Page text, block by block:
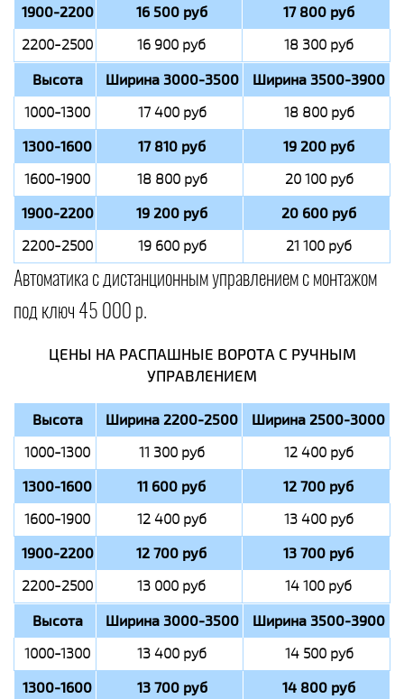
1900-2200 16 500 руб 17 800 руб
2200-2500 16 900 руб 18 300 руб
Высота Ширина 3000-3500 Ширина 3500-3900
1000-1300 17 400 руб 18 800 руб
1300-1600 17 810 руб 19 200 руб
1600-1900 18 800 руб 20 100 руб
1900-2200 19 200 руб 20 600 руб
2200-2500 19 600 руб 21 100 руб
Автоматика с дистанционным управлением с монтажом
под ключ 45 000 р.
ЦЕНЫ НА РАСПАШНЫЕ ВОРОТА С РУЧНЫМ
УПРАВЛЕНИЕМ
Высота Ширина 2200-2500 Ширина 2500-3000
1000-1300 11 300 руб 12 400 руб
1300-1600 11 600 руб 12 700 руб
1600-1900 12 400 руб 13 400 руб
1900-2200 12 700 руб 13 700 руб
2200-2500 13 000 руб 14 100 руб
Высота Ширина 3000-3500 Ширина 3500-3900
1000-1300 13 400 руб 14 500 руб
1300-1600 13 700 руб 14 800 руб